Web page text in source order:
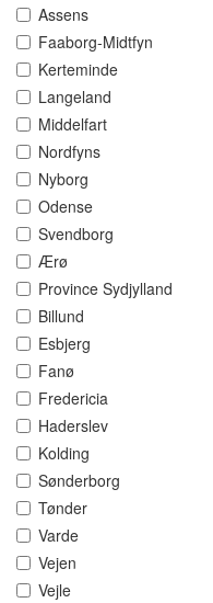
Assens
Faaborg-Midtfyn
Kerteminde
Langeland
Middelfart
Nordfyns
Nyborg
Odense
Svendborg
Ærø
Province Sydjylland
Billund
Esbjerg
Fanø
Fredericia
Haderslev
Kolding
Sønderborg
Tønder
Varde
Vejen
Vejle